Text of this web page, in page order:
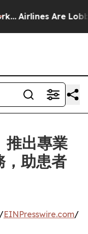
Airlines Are
推出專業
，助患者
EINPresswire.com/